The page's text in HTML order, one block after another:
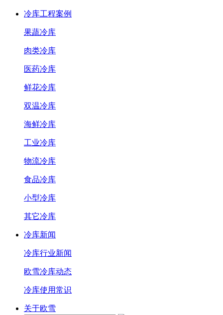
冷库工程案例
果蔬冷库
肉类冷库
医药冷库
鲜花冷库
双温冷库
海鲜冷库
工业冷库
物流冷库
食品冷库
小型冷库
其它冷库
冷库新闻
冷库行业新闻
欧雪冷库动态
冷库使用常识
关于欧雪